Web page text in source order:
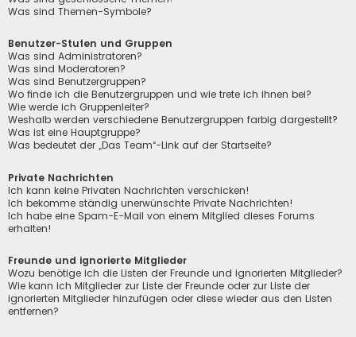
Was sind Themen-Symbole?
Benutzer-Stufen und Gruppen
Was sind Administratoren?
Was sind Moderatoren?
Was sind Benutzergruppen?
Wo finde ich die Benutzergruppen und wie trete ich ihnen bei?
Wie werde ich Gruppenleiter?
Weshalb werden verschiedene Benutzergruppen farbig dargestellt?
Was ist eine Hauptgruppe?
Was bedeutet der „Das Team“-Link auf der Startseite?
Private Nachrichten
Ich kann keine Privaten Nachrichten verschicken!
Ich bekomme ständig unerwünschte Private Nachrichten!
Ich habe eine Spam-E-Mail von einem Mitglied dieses Forums
erhalten!
Freunde und ignorierte Mitglieder
Wozu benötige ich die Listen der Freunde und ignorierten Mitglieder?
Wie kann ich Mitglieder zur Liste der Freunde oder zur Liste der
ignorierten Mitglieder hinzufügen oder diese wieder aus den Listen
entfernen?